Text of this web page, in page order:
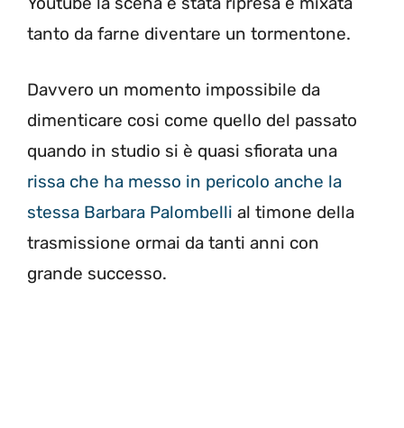
tanto da farne diventare un tormentone.
Davvero un momento impossibile da
dimenticare cosi come quello del passato
quando in studio si è quasi sfiorata una
rissa che ha messo in pericolo anche la
stessa Barbara Palombelli al timone della
trasmissione ormai da tanti anni con
grande successo.